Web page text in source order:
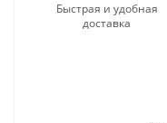
Быстрая и удобная
доставка